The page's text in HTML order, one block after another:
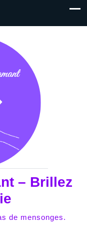
– Brillez
de mensonges.